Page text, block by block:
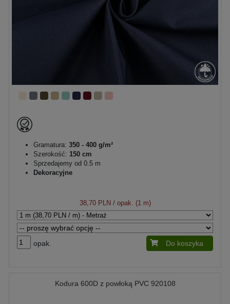
Gramatura: 350 - 400 g/m²
Szerokość: 150 cm
Sprzedajemy od 0.5 m
Dekoracyjne
38,70 PLN / opak. (1 m)
opak. Do koszyka
Kodura 600D z powłoką PVC 920108